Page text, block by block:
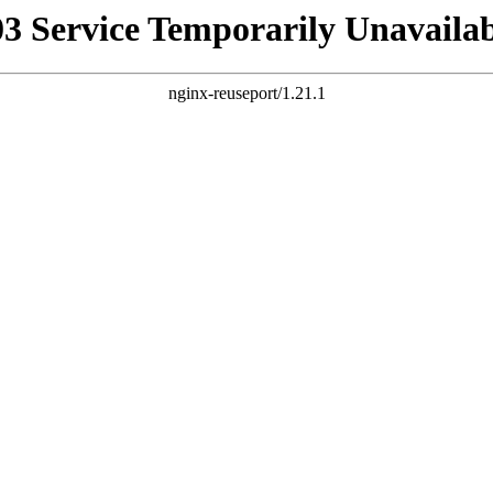
Service Temporarily
nginx-reuseport/1.21.1